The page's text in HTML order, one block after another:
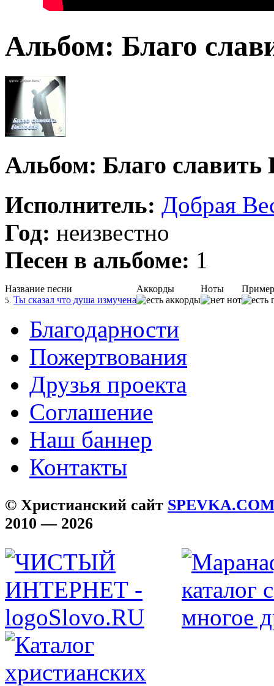
Альбом: Благо
Альбом: Благо славить
Исполнитель: Добрая
Год: неизвестно
Песен в альбоме: 1
Название песни Аккорды Ноты Пример
5. Ты сказал что душа измучена
Благодарности
Пожертвования
Друзья проекта
Соглашение
Наш баннер
Контакты
© Христианский сайт
2010 — 2026